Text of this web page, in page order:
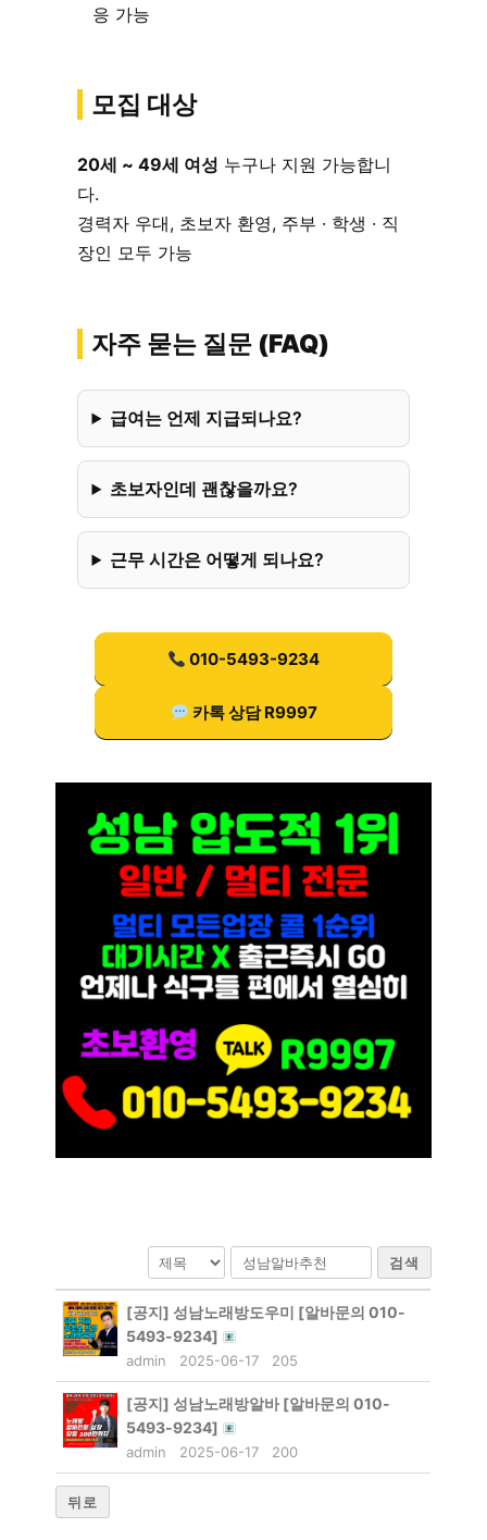
응 가능
모집 대상
20세 ~ 49세 여성 누구나 지원 가능합니
다.
경력자 우대, 초보자 환영, 주부 · 학생 · 직
장인 모두 가능
자주 묻는 질문 (FAQ)
급여는 언제 지급되나요?
초보자인데 괜찮을까요?
근무 시간은 어떻게 되나요?
010-5493-9234
카톡 상담 R9997
검색
[공지]성남노래방도우미 [알바문의 010-
5493-9234]
admin 2025-06-17 205
[공지]성남노래방알바 [알바문의 010-
5493-9234]
admin 2025-06-17 200
뒤로